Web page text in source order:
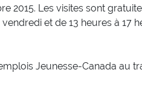
2015. Les visites sont
et de 13 heures à 17
Jeunesse-Canada au